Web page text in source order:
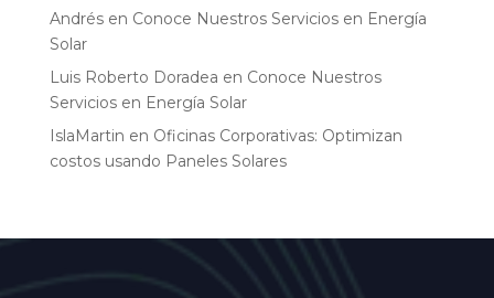
Andrésen Conoce Nuestros Servicios en Energía
Solar
Luis Roberto Doradea en Conoce Nuestros
Servicios en Energía Solar
IslaMartin en Oficinas Corporativas: Optimizan
costos usando Paneles Solares